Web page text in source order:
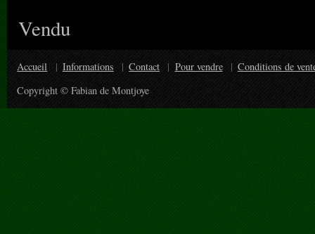
Vendu
Accueil Informations Contact Pour vendre
Conditions de
Copyright © Fabian de Montjoye